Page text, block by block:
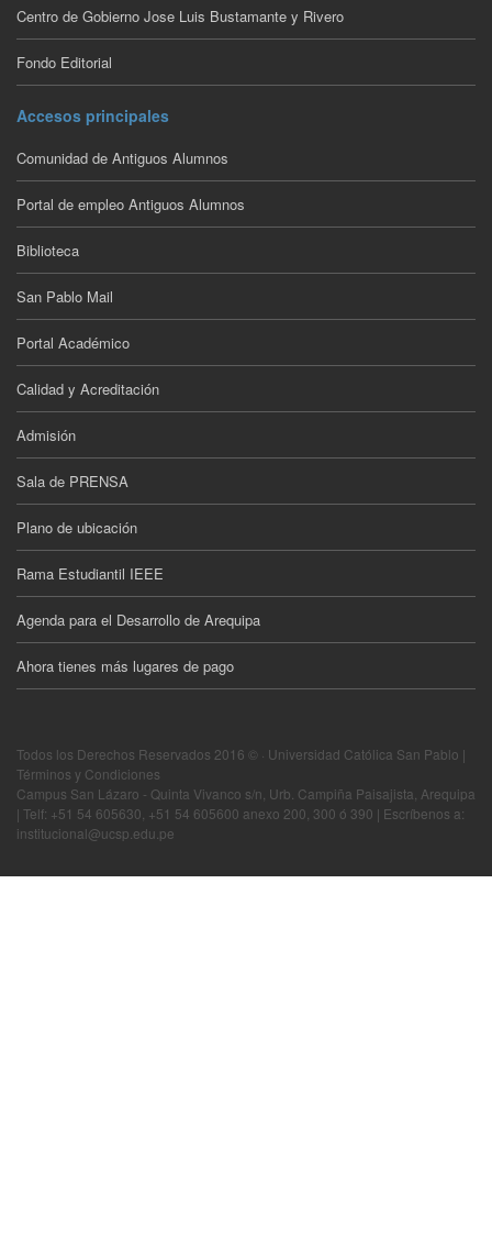
Centro de Gobierno Jose Luis Bustamante y Rivero
Fondo Editorial
Accesos principales
Comunidad de Antiguos Alumnos
Portal de empleo Antiguos Alumnos
Biblioteca
San Pablo Mail
Portal Académico
Calidad y Acreditación
Admisión
Sala de PRENSA
Plano de ubicación
Rama Estudiantil IEEE
Agenda para el Desarrollo de Arequipa
Ahora tienes más lugares de pago
Todos los Derechos Reservados 2016 © · Universidad Católica San Pablo |
Términos y Condiciones
Campus San Lázaro - Quinta Vivanco s/n, Urb. Campiña Paisajista, Arequipa
| Telf: +51 54 605630, +51 54 605600 anexo 200, 300 ó 390 | Escríbenos a:
institucional@ucsp.edu.pe